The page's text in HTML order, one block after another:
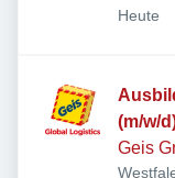
Diesel-
Heute
(m/w/
Geis